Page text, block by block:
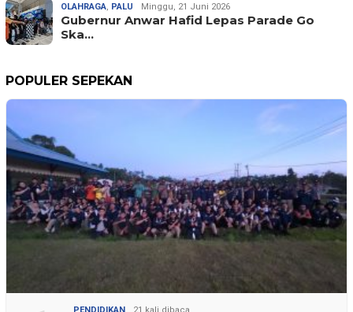
OLAHRAGA, PALU Minggu, 21 Juni 2026
Gubernur Anwar Hafid Lepas Parade Go
Ska…
POPULER SEPEKAN
PENDIDIKAN 21 kali dibaca